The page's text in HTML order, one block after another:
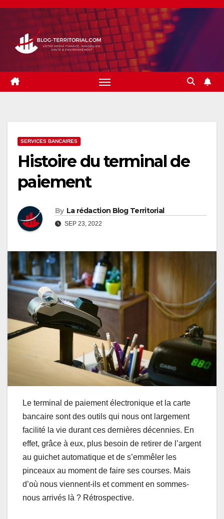
Skip
content
SERVICES BANCAIRES
Histoire du terminal de
paiement
By La rédaction Blog Territorial
SEP 23, 2022
Le terminal de paiement électronique et la carte
bancaire sont des outils qui nous ont largement
facilité la vie durant ces dernières décennies. En
effet, grâce à eux, plus besoin de retirer de l’argent
au guichet automatique et de s’emmêler les
pinceaux au moment de faire ses courses. Mais
d’où nous viennent-ils et comment en sommes-
nous arrivés là ? Rétrospective.